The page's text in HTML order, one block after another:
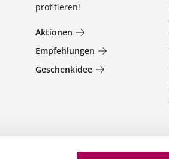
profitieren!
Aktionen
Empfehlungen
Geschenkidee